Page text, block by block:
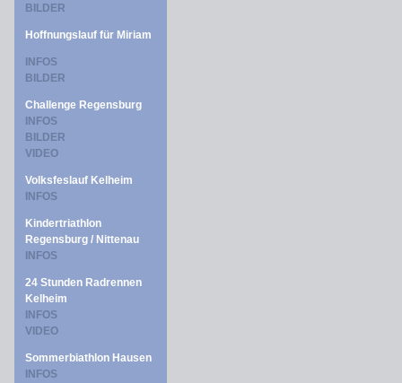
BILDER
Hoffnungslauf für Miriam
INFOS
BILDER
Challenge Regensburg
INFOS
BILDER
VIDEO
Volksfeslauf Kelheim
INFOS
Kindertriathlon
Regensburg / Nittenau
INFOS
24 Stunden Radrennen
Kelheim
INFOS
VIDEO
Sommerbiathlon Hausen
INFOS